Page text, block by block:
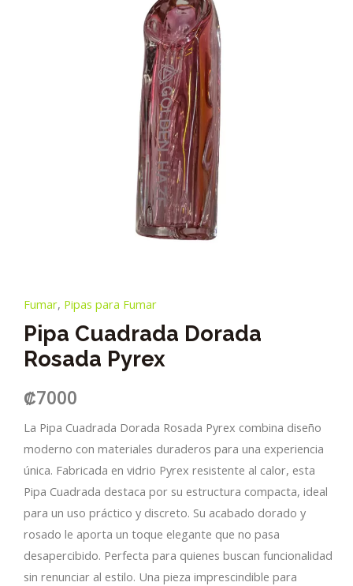
Fumar, Pipas para Fumar
Pipa Cuadrada Dorada
Rosada Pyrex
₡7000
La Pipa Cuadrada Dorada Rosada Pyrex combina diseño
moderno con materiales duraderos para una experiencia
única. Fabricada en vidrio Pyrex resistente al calor, esta
Pipa Cuadrada destaca por su estructura compacta, ideal
para un uso práctico y discreto. Su acabado dorado y
rosado le aporta un toque elegante que no pasa
desapercibido. Perfecta para quienes buscan funcionalidad
sin renunciar al estilo. Una pieza imprescindible para